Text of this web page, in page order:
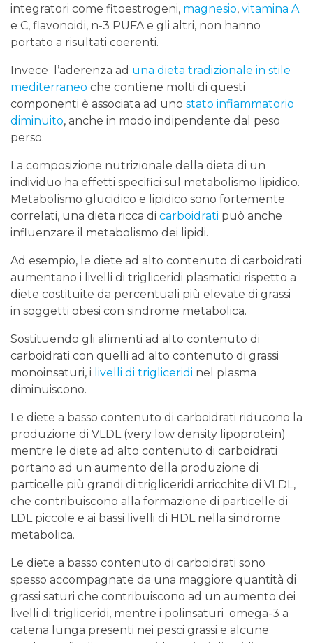
integratori come fitoestrogeni, magnesio, vitamina A
e C, flavonoidi, n-3 PUFA e gli altri, non hanno
portato a risultati coerenti.
Invece l’aderenza ad una dieta tradizionale in stile
mediterraneo che contiene molti di questi
componenti è associata ad uno stato infiammatorio
diminuito, anche in modo indipendente dal peso
perso.
La composizione nutrizionale della dieta di un
individuo ha effetti specifici sul metabolismo lipidico.
Metabolismo glucidico e lipidico sono fortemente
correlati, una dieta ricca di carboidrati può anche
influenzare il metabolismo dei lipidi.
Ad esempio, le diete ad alto contenuto di carboidrati
aumentano i livelli di trigliceridi plasmatici rispetto a
diete costituite da percentuali più elevate di grassi
in soggetti obesi con sindrome metabolica.
Sostituendo gli alimenti ad alto contenuto di
carboidrati con quelli ad alto contenuto di grassi
monoinsaturi, i livelli di trigliceridi nel plasma
diminuiscono.
Le diete a basso contenuto di carboidrati riducono la
produzione di VLDL (very low density lipoprotein)
mentre le diete ad alto contenuto di carboidrati
portano ad un aumento della produzione di
particelle più grandi di trigliceridi arricchite di VLDL,
che contribuiscono alla formazione di particelle di
LDL piccole e ai bassi livelli di HDL nella sindrome
metabolica.
Le diete a basso contenuto di carboidrati sono
spesso accompagnate da una maggiore quantità di
grassi saturi che contribuiscono ad un aumento dei
livelli di trigliceridi, mentre i polinsaturi omega-3 a
catena lunga presenti nei pesci grassi e alcune